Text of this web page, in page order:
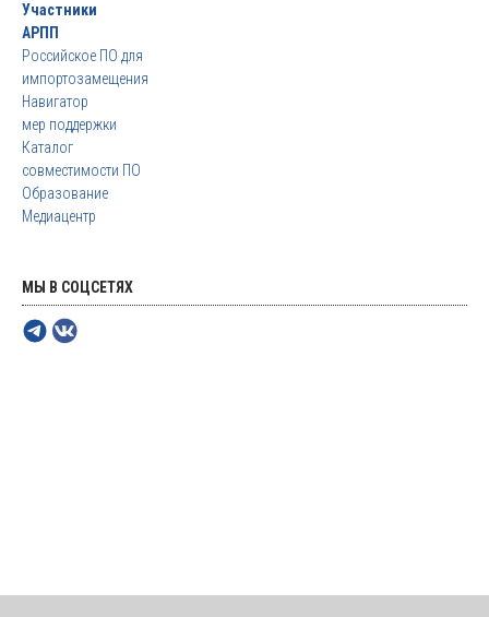
Участники
АРПП
Российское ПО для
импортозамещения
Навигатор
мер поддержки
Каталог
совместимости ПО
Образование
Медиацентр
МЫ В СОЦСЕТЯХ